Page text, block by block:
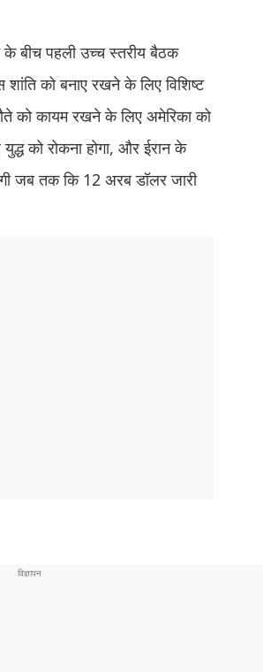
के बीच पहली उच्च स्तरीय बैठक
को बनाए रखने के लिए विशिष्ट
को कायम रखने के लिए अमेरिका को
को रोकना होगा, और ईरान के
जब तक कि 12 अरब डॉलर जारी